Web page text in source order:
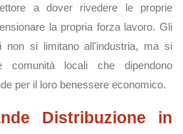
a dover rivedere le proprie
la propria forza lavoro. Gli
non si limitano all'industria, ma si
comunità locali che dipendono
per il loro benessere economico.
Distribuzione in